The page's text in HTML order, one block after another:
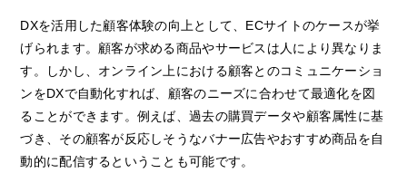
DXを活用した顧客体験の向上として、ECサイトのケースが挙
げられます。顧客が求める商品やサービスは人により異なりま
す。しかし、オンライン上における顧客とのコミュニケーショ
ンをDXで自動化すれば、顧客のニーズに合わせて最適化を図
ることができます。例えば、過去の購買データや顧客属性に基
づき、その顧客が反応しそうなバナー広告やおすすめ商品を自
動的に配信するということも可能です。